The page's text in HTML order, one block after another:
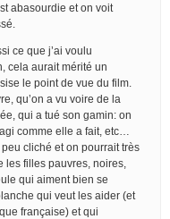
abasourdie et on voit
ce que j’ai voulu
cela aurait mérité un
le point de vue du film.
qu’on a vu voire de la
qui a tué son gamin: on
comme elle a fait, etc…
cliché et on pourrait très
filles pauvres, noires,
qui aiment bien se
qui veut les aider (et
française) et qui